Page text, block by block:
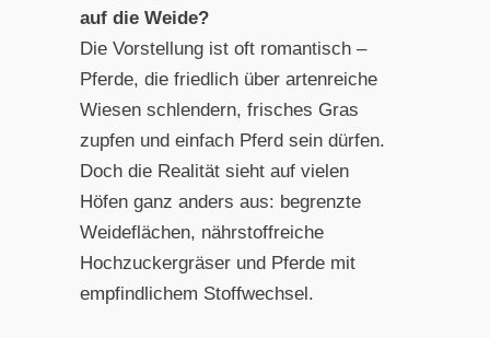
auf die Weide?
Die Vorstellung ist oft romantisch –
Pferde, die friedlich über artenreiche
Wiesen schlendern, frisches Gras
zupfen und einfach Pferd sein dürfen.
Doch die Realität sieht auf vielen
Höfen ganz anders aus: begrenzte
Weideflächen, nährstoffreiche
Hochzuckergräser und Pferde mit
empfindlichem Stoffwechsel.